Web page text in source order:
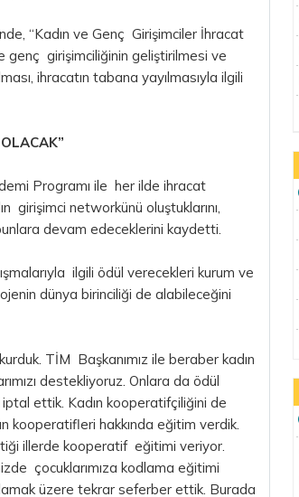
“Kadın ve Genç Girişimciler İhracat
genç girişimciliğinin geliştirilmesi ve
ihracatın tabana yayılmasıyla ilgili
Programı ile her ilde ihracat
girişimci networkünü oluştuklarını,
devam edeceklerini kaydetti.
ilgili ödül verecekleri kurum ve
dünya birinciliği de alabileceğini
TİM Başkanımız ile beraber kadın
destekliyoruz. Onlara da ödül
ettik. Kadın kooperatifçiliğini de
kooperatifleri hakkında eğitim verdik.
illerde kooperatif eğitimi veriyor.
çocuklarımıza kodlama eğitimi
üzere tekrar seferber ettik. Burada